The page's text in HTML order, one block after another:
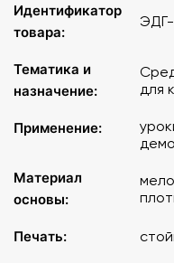
Идентификатор
товара:
ЭДГ-
Тематика и
назначение:
для
Применение:
Материал
основы:
Печать: